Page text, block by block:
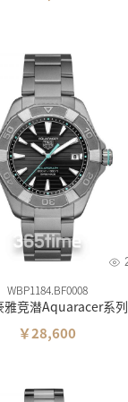
WBP1184.BF0008
雅竞潜Aquaracer系列
￥28,600